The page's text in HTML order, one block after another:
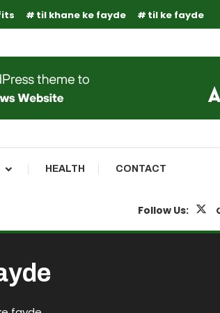
til khane ke fayde til ke fayde
HEALTH CONTACT
Follow Us: